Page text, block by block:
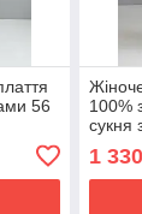
56
100%
сукня
1 330